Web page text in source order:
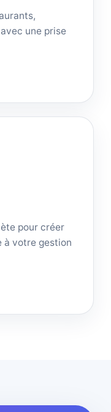
une prise
pour créer
à votre gestion